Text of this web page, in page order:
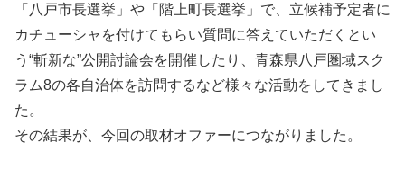
「八戸市長選挙」や「階上町長選挙」で、立候補予定者に
カチューシャを付けてもらい質問に答えていただくとい
う“斬新な”公開討論会を開催したり、青森県八戸圏域スク
ラム8の各自治体を訪問するなど様々な活動をしてきまし
た。
その結果が、今回の取材オファーにつながりました。